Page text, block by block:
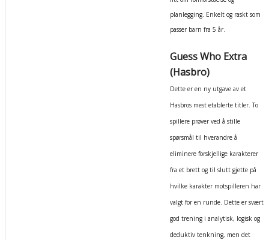
planlegging. Enkelt og raskt som
passer barn fra 5 år.
Guess Who Extra
(Hasbro)
Dette er en ny utgave av et
Hasbros mest etablerte titler. To
spillere prøver ved å stille
spørsmål til hverandre å
eliminere forskjellige karakterer
fra et brett og til slutt gjette på
hvilke karakter motspilleren har
valgt for en runde. Dette er svært
god trening i analytisk, logisk og
deduktiv tenkning, men det